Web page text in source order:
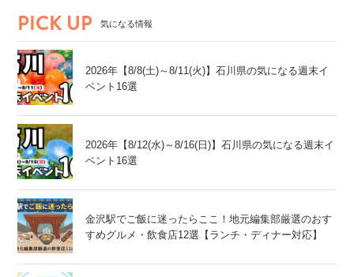
PICK UP 気になる情報
2026年【8/8(土)～8/11(火)】石川県の気になる週末イ
ベント16選
2026年【8/12(水)～8/16(日)】石川県の気になる週末イ
ベント16選
金沢駅でご飯に迷ったらここ！地元編集部厳選のおす
すめグルメ・飲食店12選【ランチ・ディナー対応】